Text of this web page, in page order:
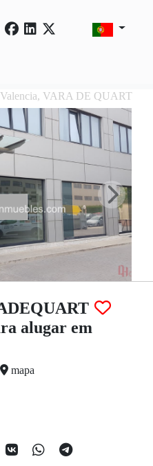
VARA DE QUART
alugar em
mapa